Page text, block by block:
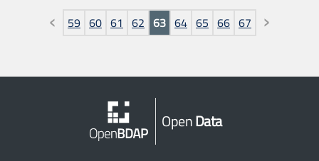
Pagine 59 60 61 62 63 64 65 66 67
OpenData